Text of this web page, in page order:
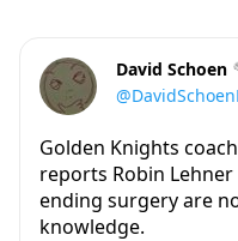
David
Golden Knights
reports Robin
ending surgery are
knowledge.